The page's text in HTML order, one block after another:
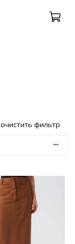
очистить фильтр